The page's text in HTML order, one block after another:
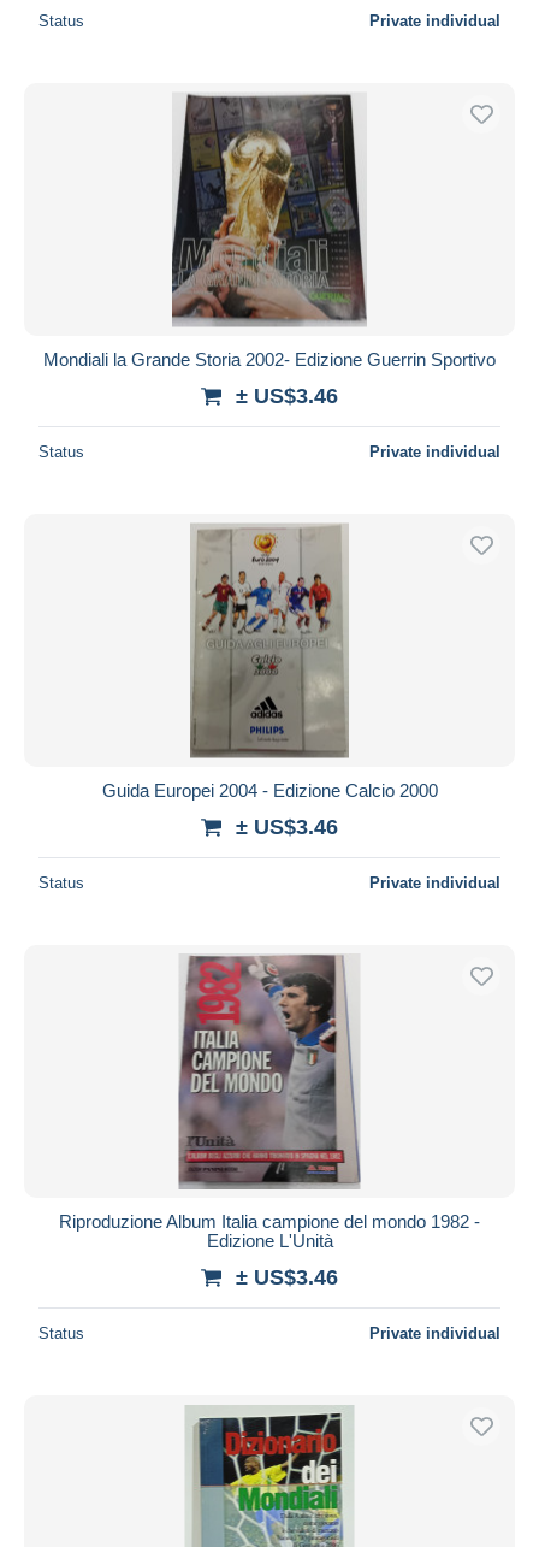
Status Private individual
Mondiali la Grande Storia 2002- Edizione Guerrin Sportivo
± US$3.46
Status Private individual
Guida Europei 2004 - Edizione Calcio 2000
± US$3.46
Status Private individual
Riproduzione Album Italia campione del mondo 1982 -
Edizione L'Unità
± US$3.46
Status Private individual